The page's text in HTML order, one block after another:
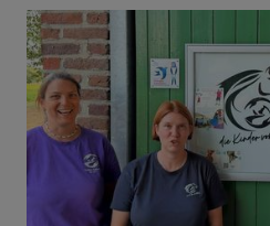
Vorbildlicher Einsatz für den